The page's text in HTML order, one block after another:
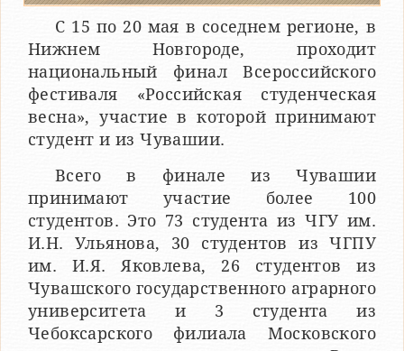
С 15 по 20 мая в соседнем регионе, в
Нижнем Новгороде, проходит
национальный финал Всероссийского
фестиваля «Российская студенческая
весна», участие в которой принимают
студент и из Чувашии.
Всего в финале из Чувашии
принимают участие более 100
студентов. Это 73 студента из ЧГУ им.
И.Н. Ульянова, 30 студентов из ЧГПУ
им. И.Я. Яковлева, 26 студентов из
Чувашского государственного аграрного
университета и 3 студента из
Чебоксарского филиала Московского